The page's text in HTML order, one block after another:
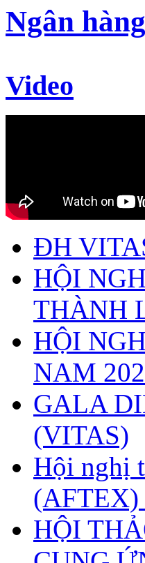
Ngân
Video
ĐH
HỘI
THÀNH
HỘI
NAM
GALA
(VITAS)
Hội nghị
(AFTEX)
HỘI